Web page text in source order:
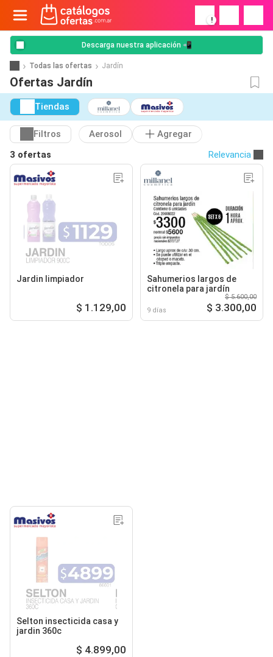
!
Descarga nuestra aplicación 📲
Todas las ofertas Jardín
Ofertas Jardín
Tiendas
Filtros Aerosol
Agregar
3 ofertas
Relevancia
Jardin limpiador
$ 1.129,00
Sahumerios largos de
citronela para jardín
9 días
$ 5.600,00
$ 3.300,00
Selton insecticida casa y
jardin 360c
$ 4.899,00